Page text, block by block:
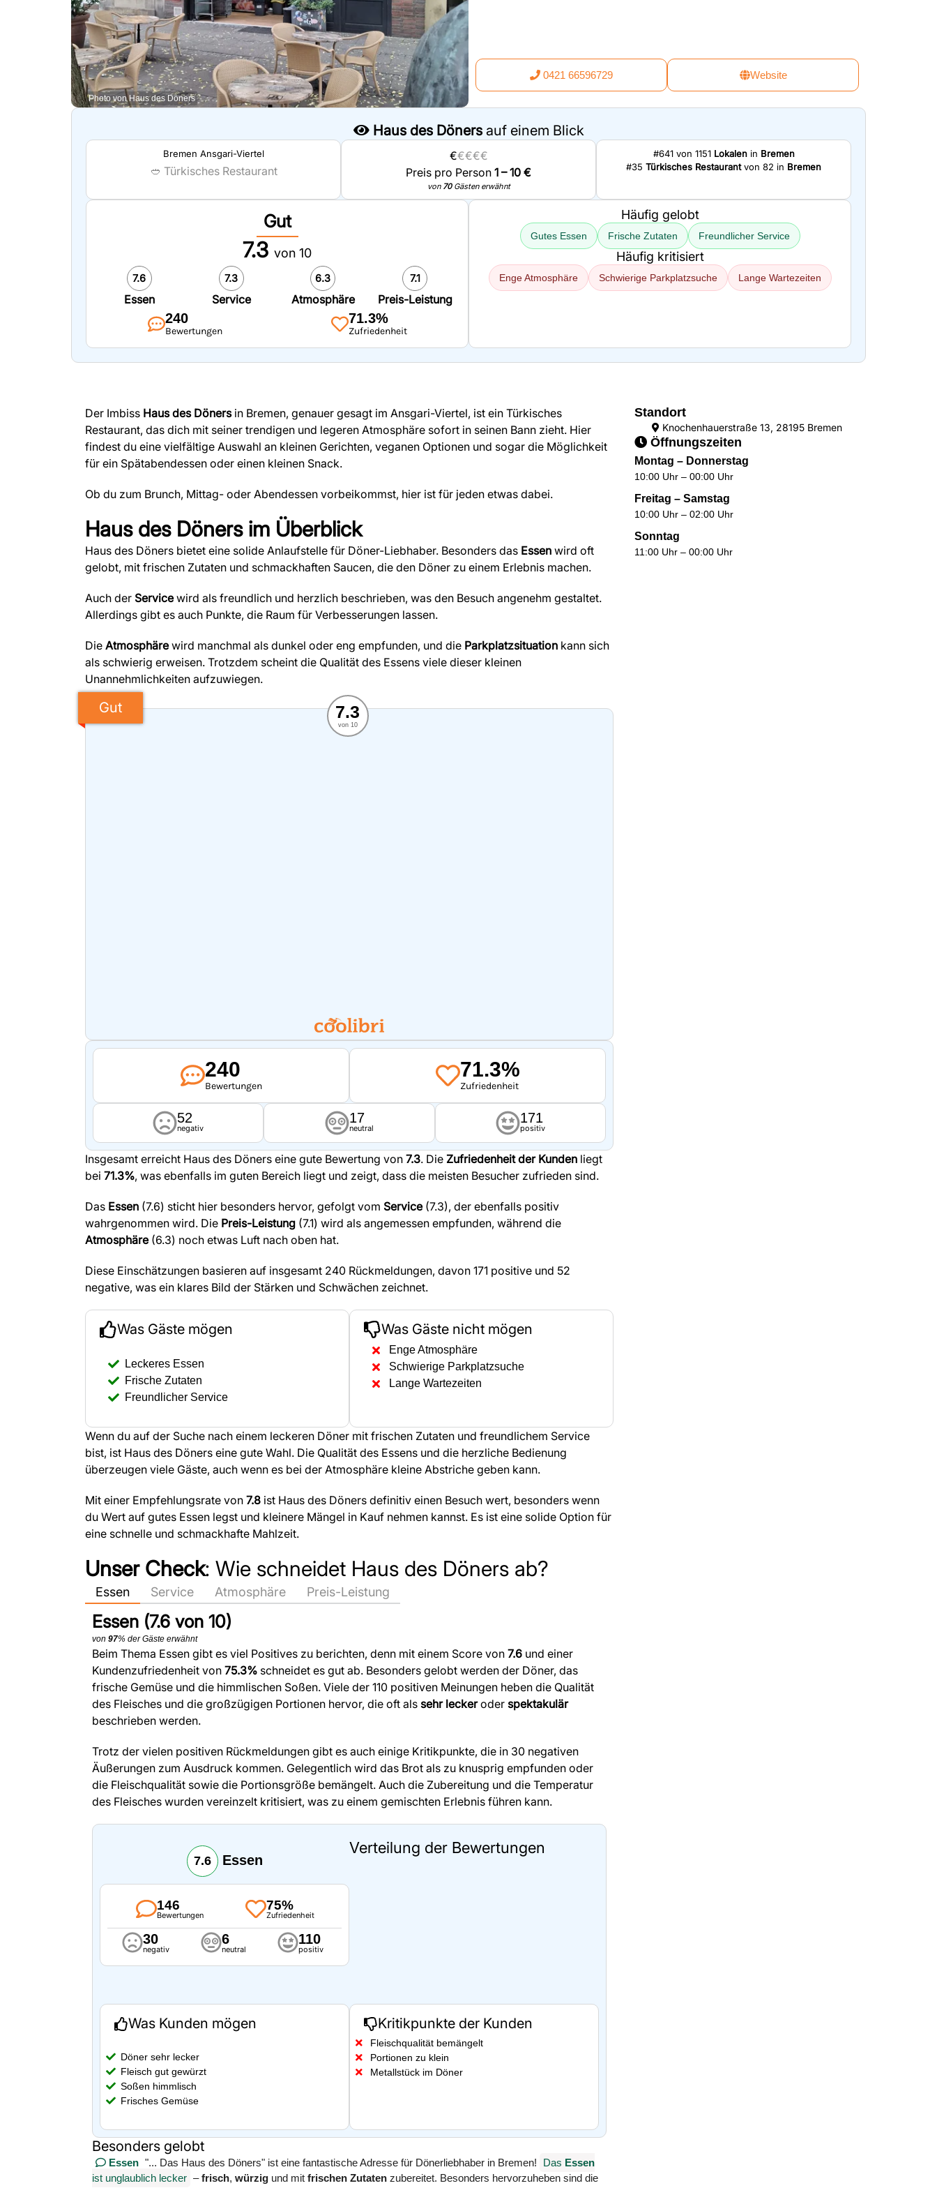
Photo von Haus des Döners
0421 66596729 Website
Haus des Dönersauf einem Blick
Bremen Ansgari-Viertel
🥙 Türkisches Restaurant
€€€€€
Preis pro Person 1 – 10 €
von 70Gästen erwähnt
#641 von 1151 Lokalenin Bremen
#35 Türkisches Restaurantvon 82 in Bremen
Gut
7.3 von 10
7.6
Essen
7.3
Service
6.3
Atmosphäre
7.1
Preis-Leistung
240
Bewertungen
71.3%
Zufriedenheit
Häufig gelobt
Gutes Essen Frische Zutaten Freundlicher Service
Häufig kritisiert
Enge Atmosphäre Schwierige Parkplatzsuche Lange Wartezeiten
Der Imbiss Haus des Dönersin Bremen, genauer gesagt im Ansgari-Viertel, ist ein Türkisches
Restaurant, das dich mit seiner trendigen und legeren Atmosphäre sofort in seinen Bann zieht. Hier
findest du eine vielfältige Auswahl an kleinen Gerichten, veganen Optionen und sogar die Möglichkeit
für ein Spätabendessen oder einen kleinen Snack.
Ob du zum Brunch, Mittag- oder Abendessen vorbeikommst, hier ist für jeden etwas dabei.
Haus des Dönersim Überblick
Haus des Döners bietet eine solide Anlaufstelle für Döner-Liebhaber. Besonders das Essen wird oft
gelobt, mit frischen Zutaten und schmackhaften Saucen, die den Döner zu einem Erlebnis machen.
Auch der Servicewird als freundlich und herzlich beschrieben, was den Besuch angenehm gestaltet.
Allerdings gibt es auch Punkte, die Raum für Verbesserungen lassen.
Die Atmosphärewird manchmal als dunkel oder eng empfunden, und die Parkplatzsituation kann sich
als schwierig erweisen. Trotzdem scheint die Qualität des Essens viele dieser kleinen
Unannehmlichkeiten aufzuwiegen.
Gut 7.3
von 10
240
Bewertungen
71.3%
Zufriedenheit
52
negativ
17
neutral
171
positiv
Insgesamt erreicht Haus des Döners eine gute Bewertung von 7.3. Die Zufriedenheit der Kunden liegt
bei 71.3%, was ebenfalls im guten Bereich liegt und zeigt, dass die meisten Besucher zufrieden sind.
Das Essen (7.6) sticht hier besonders hervor, gefolgt vom Service(7.3), der ebenfalls positiv
wahrgenommen wird. Die Preis-Leistung (7.1) wird als angemessen empfunden, während die
Atmosphäre(6.3) noch etwas Luft nach oben hat.
Diese Einschätzungen basieren auf insgesamt 240 Rückmeldungen, davon 171 positive und 52
negative, was ein klares Bild der Stärken und Schwächen zeichnet.
Was Gäste mögen
Leckeres Essen
Frische Zutaten
Freundlicher Service
Was Gäste nicht mögen
Enge Atmosphäre
Schwierige Parkplatzsuche
Lange Wartezeiten
Wenn du auf der Suche nach einem leckeren Döner mit frischen Zutaten und freundlichem Service
bist, ist Haus des Döners eine gute Wahl. Die Qualität des Essens und die herzliche Bedienung
überzeugen viele Gäste, auch wenn es bei der Atmosphäre kleine Abstriche geben kann.
Mit einer Empfehlungsrate von 7.8 ist Haus des Döners definitiv einen Besuch wert, besonders wenn
du Wert auf gutes Essen legst und kleinere Mängel in Kauf nehmen kannst. Es ist eine solide Option für
eine schnelle und schmackhafte Mahlzeit.
Unser Check: Wie schneidet Haus des Döners ab?
Essen Service Atmosphäre Preis-Leistung
Essen (7.6 von 10)
von 97% der Gäste erwähnt
Beim Thema Essen gibt es viel Positives zu berichten, denn mit einem Score von 7.6 und einer
Kundenzufriedenheit von 75.3% schneidet es gut ab. Besonders gelobt werden der Döner, das
frische Gemüse und die himmlischen Soßen. Viele der 110 positiven Meinungen heben die Qualität
des Fleisches und die großzügigen Portionen hervor, die oft als sehr leckeroder spektakulär
beschrieben werden.
Trotz der vielen positiven Rückmeldungen gibt es auch einige Kritikpunkte, die in 30 negativen
Äußerungen zum Ausdruck kommen. Gelegentlich wird das Brot als zu knusprig empfunden oder
die Fleischqualität sowie die Portionsgröße bemängelt. Auch die Zubereitung und die Temperatur
des Fleisches wurden vereinzelt kritisiert, was zu einem gemischten Erlebnis führen kann.
7.6 Essen
146
Bewertungen
75%
Zufriedenheit
30
negativ
6
neutral
110
positiv
Verteilung der Bewertungen
Was Kunden mögen
Döner sehr lecker
Fleisch gut gewürzt
Soßen himmlisch
Frisches Gemüse
Kritikpunkte der Kunden
Fleischqualität bemängelt
Portionen zu klein
Metallstück im Döner
Besonders gelobt
Essen "... Das Haus des Döners" ist eine fantastische Adresse für Dönerliebhaber in Bremen! Das Essen
ist unglaublich lecker –frisch, würzig und mit frischen Zutaten zubereitet. Besonders hervorzuheben sind die
Standort
Knochenhauerstraße 13, 28195 Bremen
Öffnungszeiten
Montag – Donnerstag
10:00 Uhr – 00:00 Uhr
Freitag – Samstag
10:00 Uhr – 02:00 Uhr
Sonntag
11:00 Uhr – 00:00 Uhr